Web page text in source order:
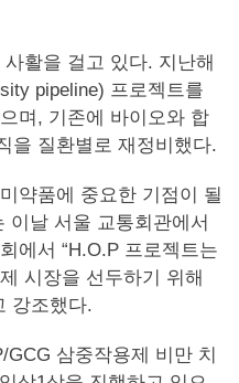
활을 걸고 있다. 지난해
pipeline) 프로젝트를
며, 기존에 바이오와 합
을 질환별로 재정비했다.
약품에 중요한 기점이 될
이날 서울 교통회관에서
에서 “H.O.P 프로젝트는
시장을 선두하기 위해
강조했다.
GCG 삼중작용제 비만 치